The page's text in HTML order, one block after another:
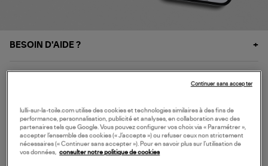
BESOIN D'AIDE ?
NOS SERVICES
SERVICE CLIENT
lulli-sur-la-toile.com utilise des cookies et technologies similaires à des fins de
performance, personnalisation, publicité et analyses, en collaboration avec des
partenaires tels que Google. Vous pouvez configurer vos choix via « Paramétrer »,
accepter l’ensemble des cookies (« J’accepte ») ou refuser ceux non strictement
nécessaires (« Continuer sans accepter »). Pour en savoir plus sur l’utilisation de
vos données,
consulter notre politique de cookies
Continuer sans accepter